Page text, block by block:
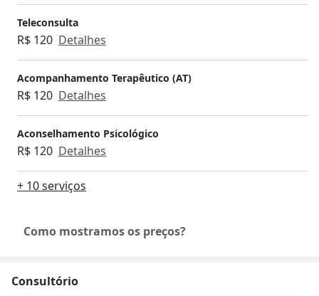
Teleconsulta
R$ 120 Detalhes
Acompanhamento Terapêutico (AT)
R$ 120 Detalhes
Aconselhamento Psicológico
R$ 120 Detalhes
+ 10 serviços
Como mostramos os preços?
Consultório